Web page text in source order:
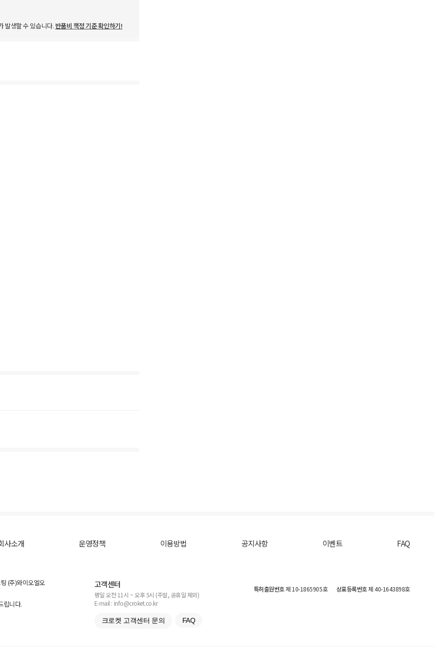
발생할 수 있습니다. 반품비 책정 기준 확인하기!
사소개 운영정책 이용방법 공지사항 이벤트 FAQ
(주)와이오엘오
립니다.
고객센터
평일 오전 11시 ~ 오후 5시 (주말, 공휴일 제외)
E-mail : info@croket.co.kr
크로켓 고객센터 문의 FAQ
특허출원번호제 10-1865905호 상표등록번호제 40-1643898호